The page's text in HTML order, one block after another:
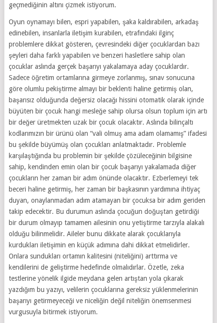
geçmediğinin altını çizmek istiyorum.
Oyun oynamayı bilen, espri yapabilen, şaka kaldırabilen, arkadaş
edinebilen, insanlarla iletişim kurabilen, etrafındaki ilginç
problemlere dikkat gösteren, çevresindeki diğer çocuklardan bazı
şeyleri daha farklı yapabilen ve benzeri hasletlere sahip olan
çocuklar aslında gerçek başarıyı yakalamaya aday çocuklardır.
Sadece öğretim ortamlarına girmeye zorlanmış, sınav sonucuna
göre olumlu pekiştirme almayı bir beklenti haline getirmiş olan,
başarısız olduğunda değersiz olacağı hissini otomatik olarak içinde
büyüten bir çocuk hangi mesleğe sahip olursa olsun toplum için artı
bir değer üretmekten uzak bir çocuk olacaktır. Aslında bilinçaltı
kodlarımızın bir ürünü olan “vali olmuş ama adam olamamış” ifadesi
bu şekilde büyümüş olan çocukları anlatmaktadır. Problemle
karşılaştığında bu problemin bir şekilde çözüleceğinin bilgisine
sahip, kendinden emin olan bir çocuk başarıyı yakalamada diğer
çocukların her zaman bir adım önünde olacaktır. Ezberlemeyi tek
beceri haline getirmiş, her zaman bir başkasının yardımına ihtiyaç
duyan, onaylanmadan adım atamayan bir çocuksa bir adım geriden
takip edecektir. Bu durumun aslında çocuğun doğuştan getirdiği
bir durum olmayıp tamamen ailesinin onu yetiştirme tarzıyla alakalı
olduğu bilinmelidir. Aileler bunu dikkate alarak çocuklarıyla
kurdukları iletişimin en küçük adımına dahi dikkat etmelidirler.
Onlara sundukları ortamın kalitesini (niteliğini) arttırma ve
kendilerini de geliştirme hedefinde olmalıdırlar. Özetle, zeka
testlerine yönelik ilgide meydana gelen artıştan yola çıkarak
yazdığım bu yazıyı, velilerin çocuklarına gereksiz yüklenmelerinin
başarıyı getirmeyeceği ve niceliğin değil niteliğin önemsenmesi
vurgusuyla bitirmek istiyorum.